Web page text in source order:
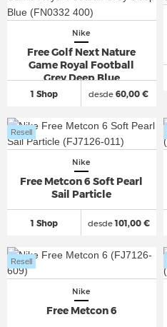
Nike
Free Golf Next Nature
Game Royal Football
Grey Deep Blue
1 Shop desde 60,00 €
Nike
Free Metcon 6 Soft Pearl
Sail Particle
1 Shop
Resell
desde101,00 €
Nike
Free Metcon 6
Resell